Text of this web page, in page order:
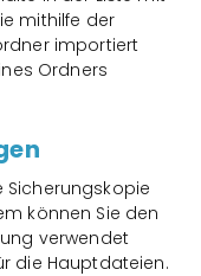
mithilfe der
importiert
Ordners
können Sie den
verwendet
die Hauptdateien.